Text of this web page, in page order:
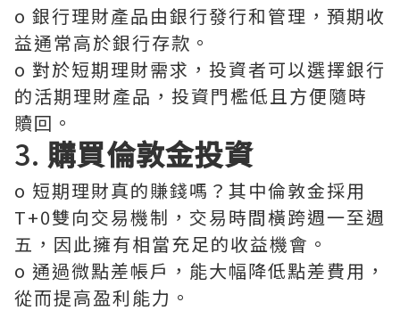
o 銀行理財產品由銀行發行和管理，預期收
益通常高於銀行存款。
o 對於短期理財需求，投資者可以選擇銀行
的活期理財產品，投資門檻低且方便隨時
贖回。
3. 購買倫敦金投資
o 短期理財真的賺錢嗎？其中倫敦金採用
T+0雙向交易機制，交易時間橫跨週一至週
五，因此擁有相當充足的收益機會。
o 通過微點差帳戶，能大幅降低點差費用，
從而提高盈利能力。